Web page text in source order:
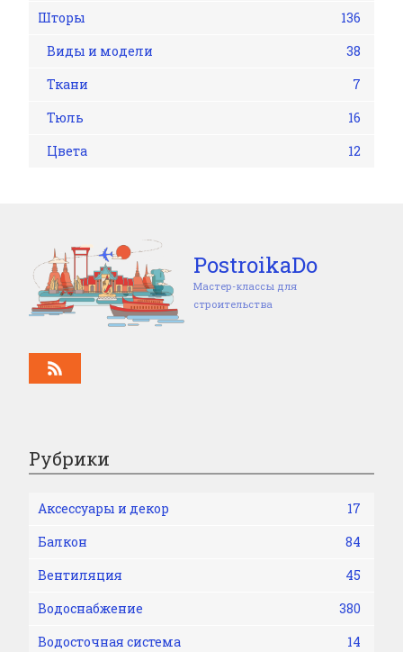
Шторы
136
Виды и модели
38
Ткани
7
Тюль
16
Цвета
12
PostroikaDo
Мастер-классы для
строительства
Рубрики
Аксессуары и декор
17
Балкон
84
Вентиляция
45
Водоснабжение
380
Водосточная система
14